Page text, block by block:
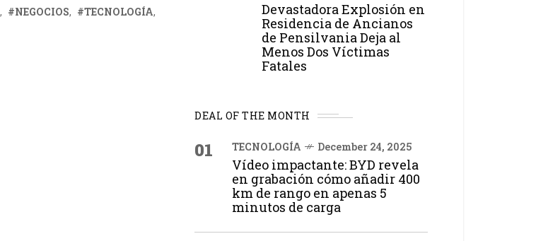
NEGOCIOS
TECNOLOGÍA
Devastadora Explosión en
Residencia de Ancianos
de Pensilvania Deja al
Menos Dos Víctimas
Fatales
DEAL OF THE MONTH
01 TECNOLOGÍA December 24, 2025
Vídeo impactante: BYD revela
en grabación cómo añadir 400
km de rango en apenas 5
minutos de carga